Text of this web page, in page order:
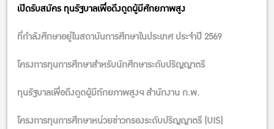
เปิดรับสมัคร ทุนรัฐบาลเพื่อดึงดูดผู้มีศักยภาพสูง
ที่กำลังศึกษาอยู่ในสถาบันการศึกษาในประเทศ ประจำปี 2569
โครงการทุนการศึกษาสำหรับนักศึกษาระดับปริญญาตรี
ทุนรัฐบาลเพื่อถึงดูดผู้มีทักยภาพสูงฯ สำนักงาน ก.พ.
โครงการทุนการศึกษาหน่วยข่าวกรองระดับปริญญาตรี (UIS)